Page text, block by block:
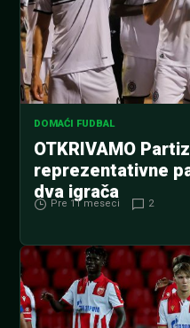
DOMAĆI FUDBAL
OTKRIVAMO
reprezentativne
dva igrača
Pre 11 meseci 2